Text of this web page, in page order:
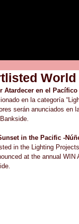
World
Atardecer en el
en la categoría
serán anunciados en
in the Pacific -
in the Lighting
at the annual